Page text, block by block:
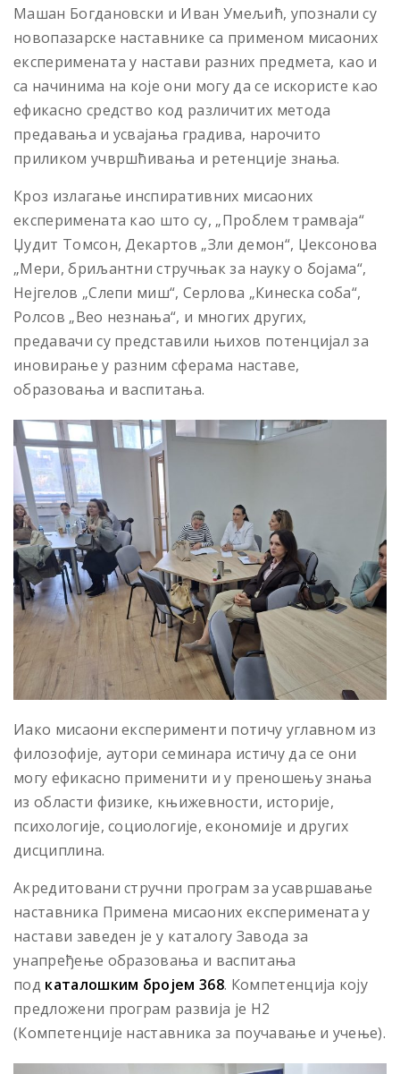
Машан Богдановски и Иван Умељић, упознали су
новопазарске наставнике са применом мисаоних
експеримената у настави разних предмета, као и
са начинима на које они могу да се искористе као
ефикасно средство код различитих метода
предавања и усвајања градива, нарочито
приликом учвршћивања и ретенције знања.
Кроз излагање инспиративних мисаоних
експеримената као што су, „Проблем трамваја“
Џудит Томсон, Декартов „Зли демон“, Џексонова
„Мери, бриљантни стручњак за науку о бојама“,
Нејгелов „Слепи миш“, Серлова „Кинеска соба“,
Ролсов „Вео незнања“, и многих других,
предавачи су представили њихов потенцијал за
иновирање у разним сферама наставе,
образовања и васпитања.
Иако мисаони експерименти потичу углавном из
филозофије, аутори семинара истичу да се они
могу ефикасно применити и у преношењу знања
из области физике, књижевности, историје,
психологије, социологије, економије и других
дисциплина.
Акредитовани стручни програм за усавршавање
наставника Примена мисаоних експеримената у
настави заведен је у каталогу Завода за
унапређење образовања и васпитања
под каталошким бројем 368. Компетенција коју
предложени програм развија је Н2
(Компетенције наставника за поучавање и учење).